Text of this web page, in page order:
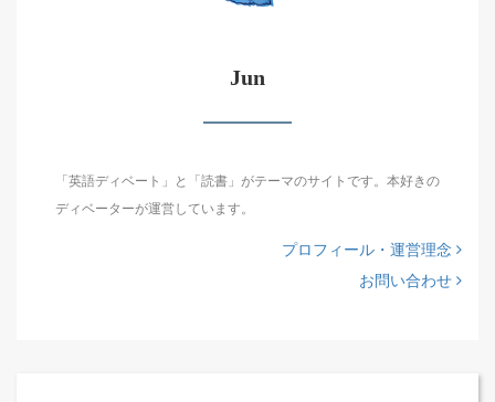
Jun
「英語ディベート」と「読書」がテーマのサイトです。本好きの
ディベーターが運営しています。
プロフィール・運営理念
お問い合わせ